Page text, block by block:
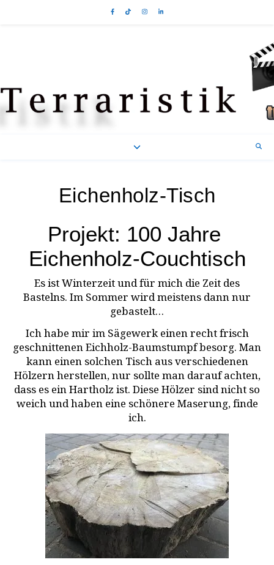
Eichenholz-Tisch
Projekt: 100 Jahre
Eichenholz-Couchtisch
Es ist Winterzeit und für mich die Zeit des
Bastelns. Im Sommer wird meistens dann nur
gebastelt…
Ich habe mir im Sägewerk einen recht frisch
geschnittenen Eichholz-Baumstumpf besorg. Man
kann einen solchen Tisch aus verschiedenen
Hölzern herstellen, nur sollte man darauf achten,
dass es ein Hartholz ist. Diese Hölzer sind nicht so
weich und haben eine schönere Maserung, finde
ich.